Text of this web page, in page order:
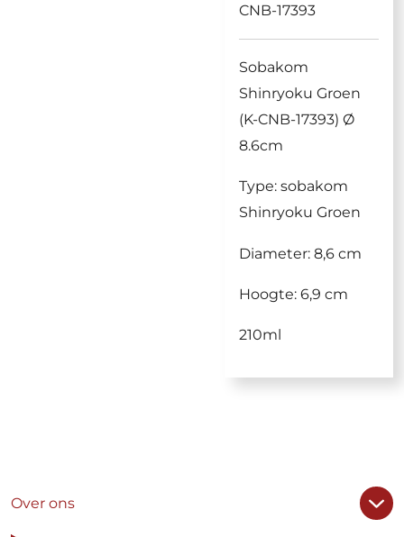
CNB-17393
Sobakom
Shinryoku Groen
(K-CNB-17393) Ø
8.6cm
Type: sobakom
Shinryoku Groen
Diameter: 8,6 cm
Hoogte: 6,9 cm
210ml
Over ons